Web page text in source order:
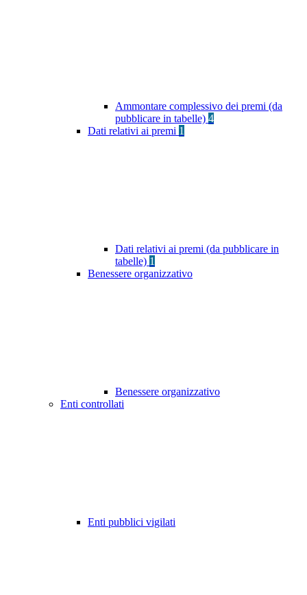
Ammontare complessivo dei premi (da
pubblicare in tabelle) 4
Dati relativi ai premi 1
Dati relativi ai premi (da pubblicare in
tabelle) 1
Benessere organizzativo
Benessere organizzativo
Enti controllati
Enti pubblici vigilati